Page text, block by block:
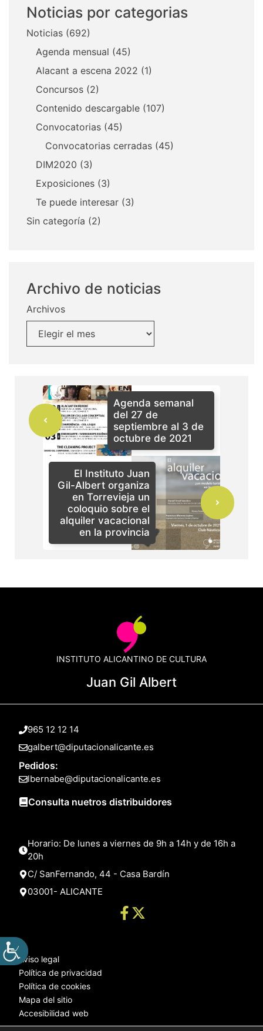
Noticias por categorias
Noticias (692)
Agenda mensual (45)
Alacant a escena 2022 (1)
Concursos (2)
Contenido descargable (107)
Convocatorias (45)
Convocatorias cerradas (45)
DIM2020 (3)
Exposiciones (3)
Te puede interesar (3)
Sin categoría (2)
Archivo de noticias
Archivos
Agenda semanal
del 27 de
septiembre al 3 de
octubre de 2021
El Instituto Juan
Gil-Albert organiza
en Torrevieja un
coloquio sobre el
alquiler vacacional
en la provincia
INSTITUTO ALICANTINO DE CULTURA
Juan Gil Albert
965 12 12 14
galbert@diputacionalicante.es
Pedidos:
lbernabe@diputacionalicante.es
Consulta nuetros distribuidores
Horario: De lunes a viernes de 9h a 14h y de 16h a
20h
C/ SanFernando, 44 - Casa Bardín
03001- ALICANTE
Aviso legal
Política de privacidad
Política de cookies
Mapa del sitio
Accesibilidad web